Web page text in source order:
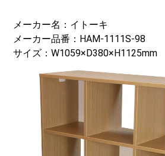
メーカー名：イトーキ
メーカー品番：HAM-1111S-98
サイズ：W1059×D380×H1125mm